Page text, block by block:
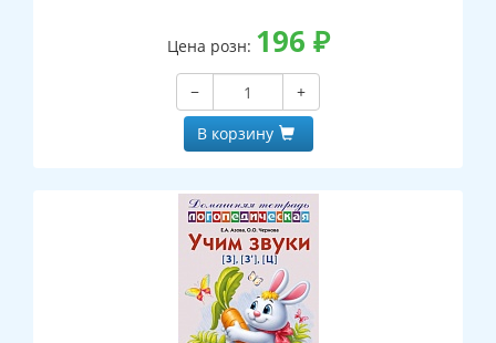
Цена розн: 196 ₽
−
+
В корзину